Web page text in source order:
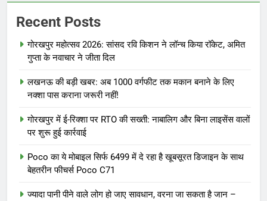
Recent Posts
गोरखपुर महोत्सव 2026: सांसद रवि किशन ने लॉन्च किया रॉकेट, अमित
गुप्ता के नवाचार ने जीता दिल
लखनऊ की बड़ी खबर: अब 1000 वर्गफीट तक मकान बनाने के लिए
नक्शा पास कराना जरूरी नहीं!
गोरखपुर में ई-रिक्शा पर RTO की सख्ती: नाबालिग और बिना लाइसेंस वालों
पर शुरू हुई कार्रवाई
Poco का ये मोबाइल सिर्फ 6499 में दे रहा है खूबसूरत डिजाइन के साथ
बेहतरीन फीचर्स Poco C71
ज्यादा पानी पीने वाले लोग हो जाए सावधान, वरना जा सकता है जान –